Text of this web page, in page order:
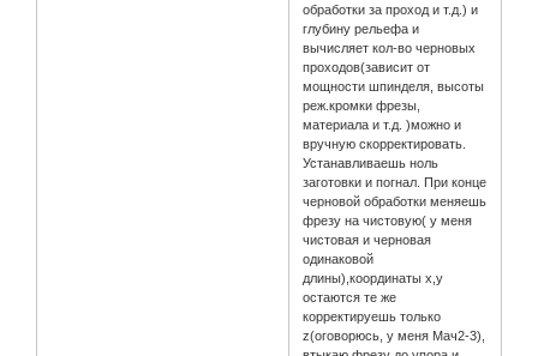
обработки за проход и т.д.) и
глубину рельефа и
вычисляет кол-во черновых
проходов(зависит от
мощности шпинделя, высоты
реж.кромки фрезы,
материала и т.д. )можно и
вручную скорректировать.
Устанавливаешь ноль
заготовки и погнал. При конце
черновой обработки меняешь
фрезу на чистовую( у меня
чистовая и черновая
одинаковой
длины),координаты x,y
остаются те же
корректируешь только
z(оговорюсь, у меня Мач2-3),